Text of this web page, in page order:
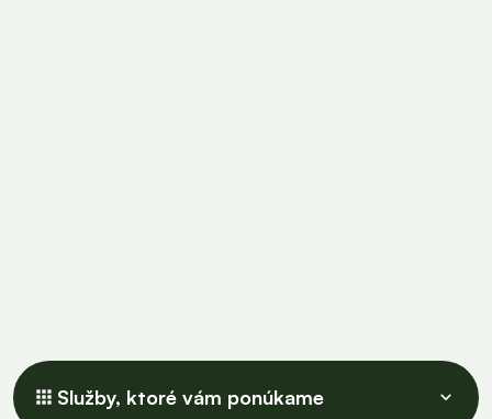
apps Služby, ktoré vám ponúkame keyboard_arrow_down